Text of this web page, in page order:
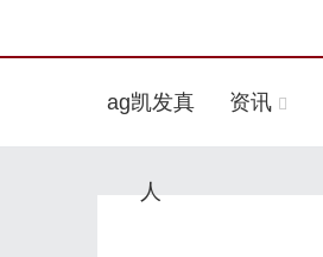
ag凯发真
人
资讯